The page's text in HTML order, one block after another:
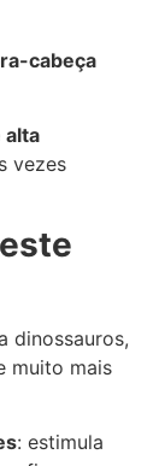
cabeça
alta
vezes
dinossauros,
muito mais
: estimula